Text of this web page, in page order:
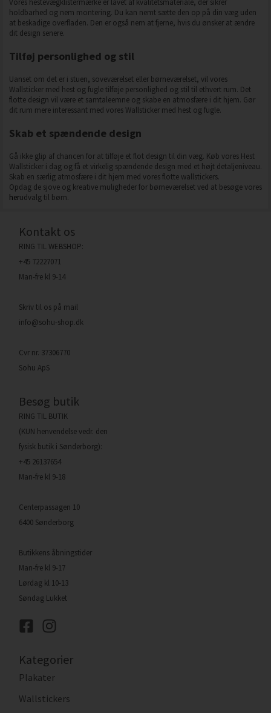
Vores hestevægklistermærke er lavet af kvalitetsmateriale, der sikrer
holdbarhed og nem montering. Du kan nemt sætte den op på din væg uden
at beskadige overfladen. Den er også nem at fjerne, hvis du ønsker at ændre
dit design senere.
Tilføj personlighed og stil
Uanset om det er i stuen, soveværelset eller børneværelset, vil vores
Wallsticker med hest og fugle tilføje personlighed og stil til ethvert rum. Det
flotte design vil være et samtaleemne og skabe en atmosfære i dit hjem. Gør
dit rum mere interessant med vores Wallsticker med hest og fugle.
Skab et spændende design
Gå ikke glip af chancen for at tilføje et flot design til din væg. Køb vores Hest
Wallsticker i dag og få et virkelig spændende design med et højt detaljeniveau.
Skab en særlig atmosfære i dit hjem med vores flotte wallstickers.
Opdag de sjove og kreative muligheder for børneværelset ved at besøge vores
herudvalg til børn.
Kontakt os
RING TIL WEBSHOP:
+45 72227071
Man-fre kl 9-14
Skriv til os på mail
info@sohu-shop.dk
Cvr nr. 37306770
Sohu ApS
Besøg butik
RING TIL BUTIK
(KUN henvendelse vedr. den
fysisk butik i Sønderborg):
+45 26137654
Man-fre kl 9-18
Centerpassagen 10
6400 Sønderborg
Butikkens åbningstider
Man-fre kl 9-17
Lørdag kl 10-13
Søndag Lukket
Kategorier
Plakater
Wallstickers